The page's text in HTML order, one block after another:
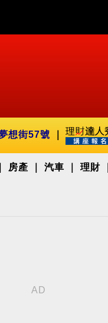
想街57號
房產 汽車 理財